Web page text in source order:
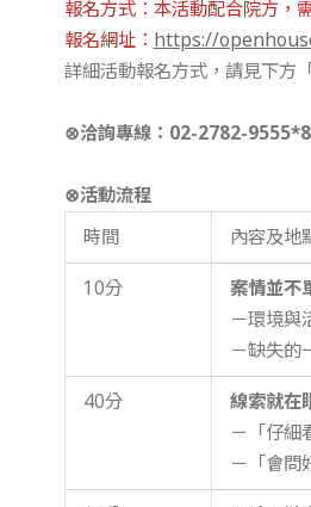
報名方式：本活動配合院方，
報名網址： https://
詳細活動報名方式，請見下方
⊗洽詢專線： 02-2782-
⊗活動流程
時間
內容及地
10分
案情並不
－環境與
－缺失的
40分
線索就
－「仔細
－「會問